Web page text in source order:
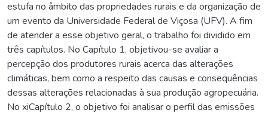
estufa no âmbito das propriedades rurais e da organização de
um evento da Universidade Federal de Viçosa (UFV). A fim
de atender a esse objetivo geral, o trabalho foi dividido em
três capítulos. No Capítulo 1, objetivou-se avaliar a
percepção dos produtores rurais acerca das alterações
climáticas, bem como a respeito das causas e consequências
dessas alterações relacionadas à sua produção agropecuária.
No xiCapítulo 2, o objetivo foi analisar o perfil das emissões